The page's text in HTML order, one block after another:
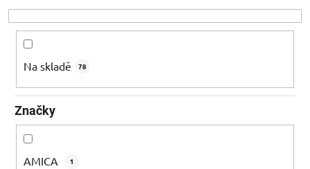
o
d
ů
Na skladě 78
Značky
AMICA 1